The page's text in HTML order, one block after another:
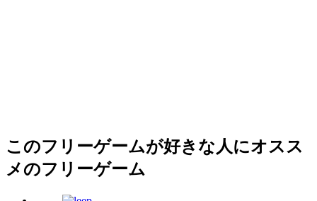
このフリーゲームが好きな人にオスス
メのフリーゲーム